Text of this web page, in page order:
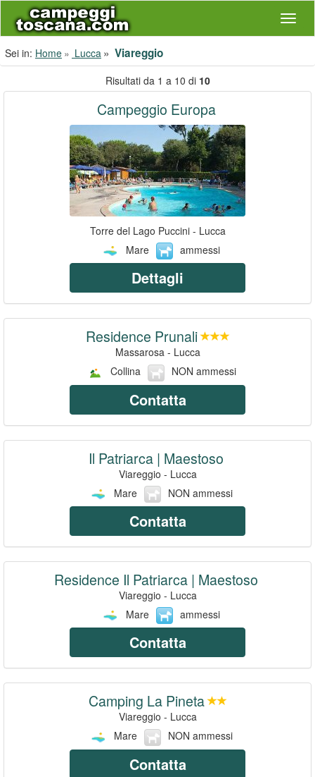
Sei in: Home Lucca Viareggio
Risultati da 1 a 10 di 10
Campeggio Europa
Torre del Lago Puccini - Lucca
Mare
ammessi
Dettagli
Residence Prunali
Massarosa - Lucca
Collina
NON ammessi
Contatta
Il Patriarca | Maestoso
Viareggio - Lucca
Mare
NON ammessi
Contatta
Residence Il Patriarca | Maestoso
Viareggio - Lucca
Mare
ammessi
Contatta
Camping La Pineta
Viareggio - Lucca
Mare
NON ammessi
Contatta